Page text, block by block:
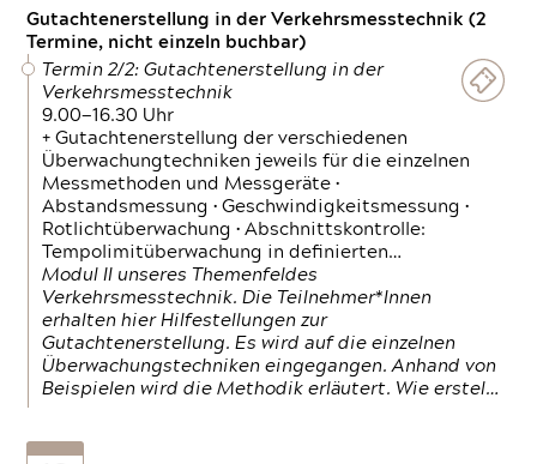
Gutachtenerstellung in der Verkehrsmesstechnik (2
Termine, nicht einzeln buchbar)
Termin 2/2: Gutachtenerstellung in der
Verkehrsmesstechnik
9.00—16.30 Uhr
+ Gutachtenerstellung der verschiedenen
Überwachungtechniken jeweils für die einzelnen
Messmethoden und Messgeräte •
Abstandsmessung • Geschwindigkeitsmessung •
Rotlichtüberwachung • Abschnittskontrolle:
Tempolimitüberwachung in definierten…
Modul II unseres Themenfeldes
Verkehrsmesstechnik. Die Teilnehmer*Innen
erhalten hier Hilfestellungen zur
Gutachtenerstellung. Es wird auf die einzelnen
Überwachungstechniken eingegangen. Anhand von
Beispielen wird die Methodik erläutert. Wie erstel…